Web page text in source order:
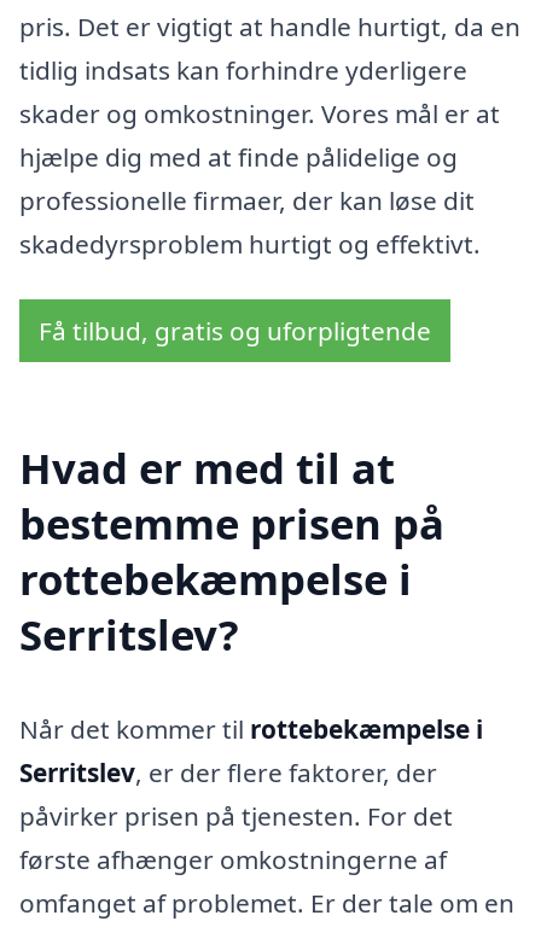
pris. Det er vigtigt at handle hurtigt, da en
tidlig indsats kan forhindre yderligere
skader og omkostninger. Vores mål er at
hjælpe dig med at finde pålidelige og
professionelle firmaer, der kan løse dit
skadedyrsproblem hurtigt og effektivt.
Få tilbud, gratis og uforpligtende
Hvad er med til at
bestemme prisen på
rottebekæmpelse i
Serritslev?
Når det kommer til rottebekæmpelse i
Serritslev, er der flere faktorer, der
påvirker prisen på tjenesten. For det
første afhænger omkostningerne af
omfanget af problemet. Er der tale om en